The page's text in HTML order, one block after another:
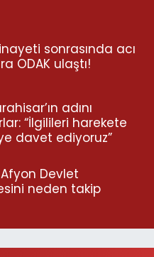
sonrasında acı
ODAK ulaştı!
adını
“İlgilileri harekete
davet ediyoruz”
Devlet
neden takip